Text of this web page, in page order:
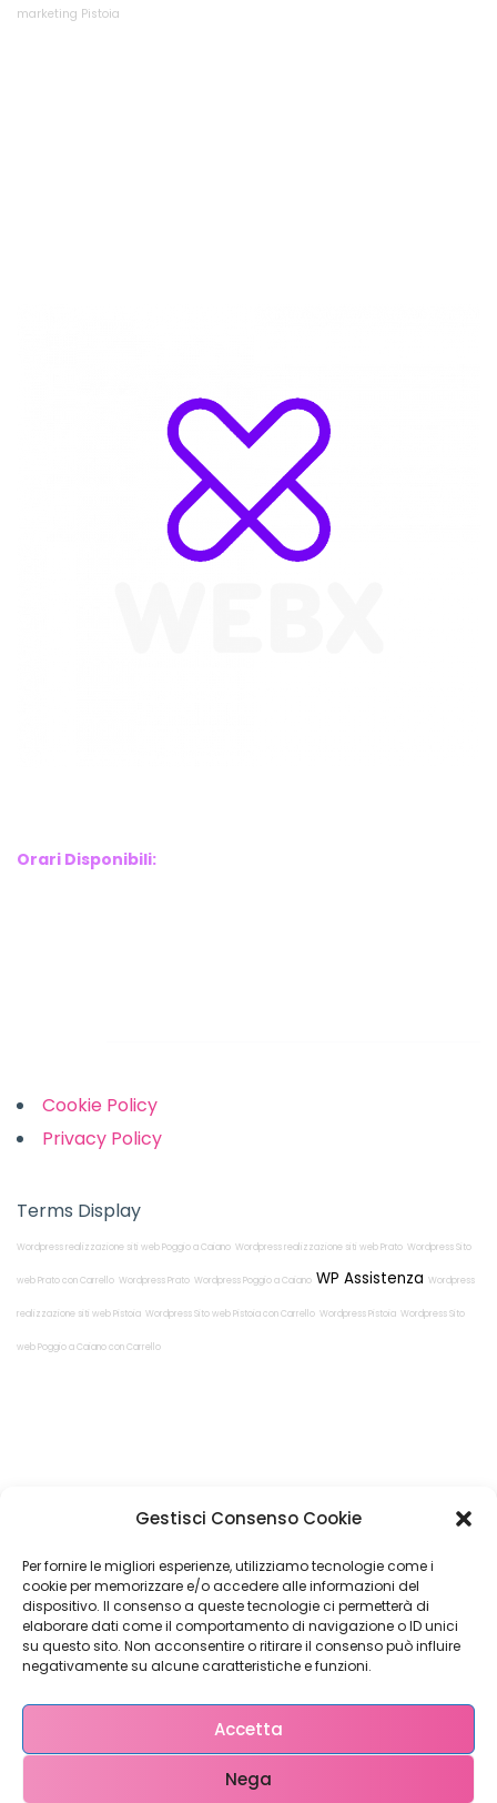
Gestisci Consenso Cookie
Per fornire le migliori esperienze, utilizziamo tecnologie come i
cookie per memorizzare e/o accedere alle informazioni del
dispositivo. Il consenso a queste tecnologie ci permetterà di
elaborare dati come il comportamento di navigazione o ID unici
su questo sito. Non acconsentire o ritirare il consenso può influire
negativamente su alcune caratteristiche e funzioni.
Accetta
Nega
marketing Pistoia
Orari Disponibili:
Cookie Policy
Privacy Policy
Terms Display
Wordpress realizzazione siti web Poggio a Caiano Wordpress realizzazione siti web Prato Wordpress Sito
web Prato con Carrello Wordpress Prato Wordpress Poggio a Caiano WP Assistenza Wordpress
realizzazione siti web Pistoia Wordpress Sito web Pistoia con Carrello Wordpress Pistoia Wordpress Sito
web Poggio a Caiano con Carrello
Restiamo in
contatto!
Come possiamo Aiutarti?